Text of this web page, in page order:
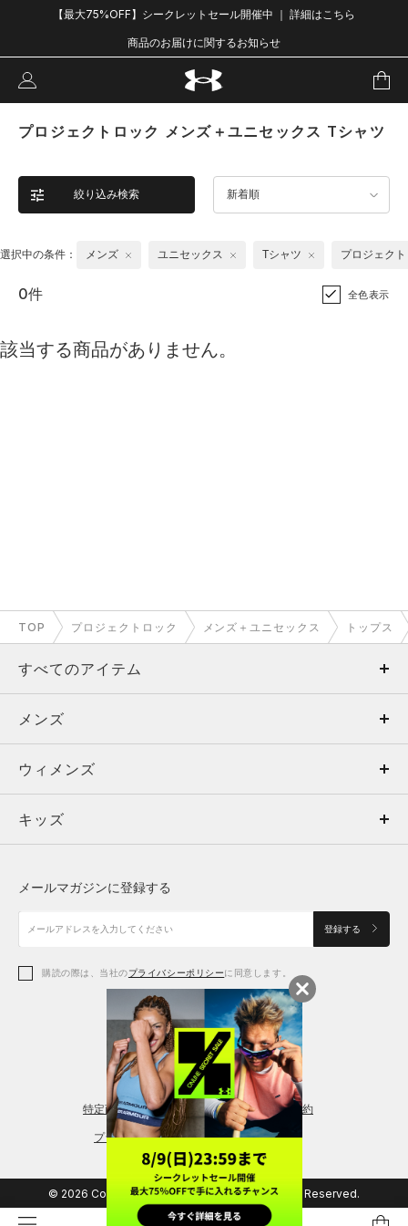
【最大75%OFF】シークレットセール開催中 ｜ 詳細はこちら
商品のお届けに関するお知らせ
プロジェクトロック メンズ＋ユニセックス Tシャツ
絞り込み検索 新着順
選択中の条件： メンズ ユニセックス Tシャツ プロジェク
0件 全色表示
該当する商品がありません。
TOP プロジェクトロック メンズ＋ユニセックス トップス
すべてのアイテム
メンズ
ウィメンズ
キッズ
アクセサリー
メンズ
トップス
ボトムス
アクセサリー
ウィメンズ
トップス
シューズ
アクセサリー
レギンス＆タイツ
キッズ
シューズ
メールマガジンに登録する
登録する
購読の際は、当社のプライバシーポリシーに同意します。
特定商取引法に基づく通販の表記 会員規約
プライバシーポリシー
© 2026 Copyright DOME Corporation. All Rights Reserved.